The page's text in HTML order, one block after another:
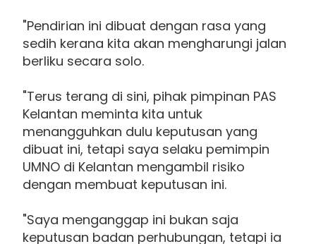
"Pendirian ini dibuat dengan rasa yang
sedih kerana kita akan mengharungi jalan
berliku secara solo.
"Terus terang di sini, pihak pimpinan PAS
Kelantan meminta kita untuk
menangguhkan dulu keputusan yang
dibuat ini, tetapi saya selaku pemimpin
UMNO di Kelantan mengambil risiko
dengan membuat keputusan ini.
"Saya menganggap ini bukan saja
keputusan badan perhubungan, tetapi ia